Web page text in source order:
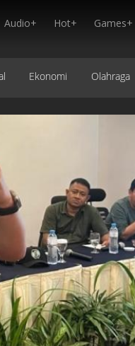
Audio+ Hot+ Games+
Ekonomi Olahraga